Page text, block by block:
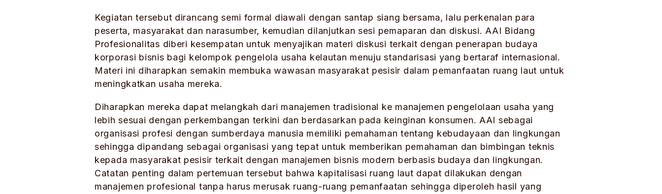
Kegiatan tersebut dirancang semi formal diawali dengan santap siang bersama, lalu perkenalan para
peserta, masyarakat dan narasumber, kemudian dilanjutkan sesi pemaparan dan diskusi. AAI Bidang
Profesionalitas diberi kesempatan untuk menyajikan materi diskusi terkait dengan penerapan budaya
korporasi bisnis bagi kelompok pengelola usaha kelautan menuju standarisasi yang bertaraf internasional.
Materi ini diharapkan semakin membuka wawasan masyarakat pesisir dalam pemanfaatan ruang laut untuk
meningkatkan usaha mereka.
Diharapkan mereka dapat melangkah dari manajemen tradisional ke manajemen pengelolaan usaha yang
lebih sesuai dengan perkembangan terkini dan berdasarkan pada keinginan konsumen. AAI sebagai
organisasi profesi dengan sumberdaya manusia memiliki pemahaman tentang kebudayaan dan lingkungan
sehingga dipandang sebagai organisasi yang tepat untuk memberikan pemahaman dan bimbingan teknis
kepada masyarakat pesisir terkait dengan manajemen bisnis modern berbasis budaya dan lingkungan.
Catatan penting dalam pertemuan tersebut bahwa kapitalisasi ruang laut dapat dilakukan dengan
manajemen profesional tanpa harus merusak ruang-ruang pemanfaatan sehingga diperoleh hasil yang